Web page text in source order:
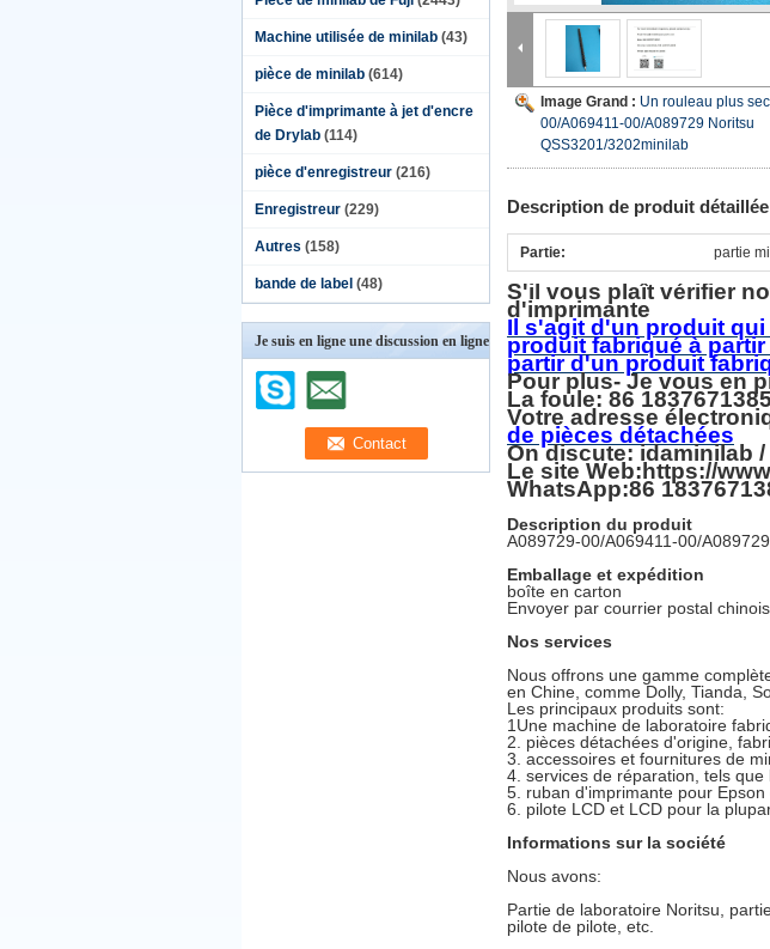
Machine utilisée de minilab (43)
pièce de minilab (614)
Pièce d'imprimante à jet d'encre
de Drylab (114)
pièce d'enregistreur (216)
Enregistreur (229)
Autres (158)
bande de label (48)
Je suis en ligne une discussion en ligne
Image Grand : Un rouleau plus
00/A069411-00/A089729 Noritsu
QSS3201/3202minilab
Description de produit détaillée
Partie: partie
S'il vous plaît vérifier
d'imprimante
Il s'agit d'un produit
produit fabriqué à
partir d'un produit
Pour plus- Je vous en
La foule: 86
Votre adresse
de pièces détachées
On discute: idaminilab /
Le site Web:https://
WhatsApp:86
Description du produit
A089729-00/A069411-00/
Emballage et expédition
boîte en carton
Envoyer par courrier postal
Nos services
Nous offrons une gamme
en Chine, comme Dolly, Tianda,
Les principaux produits sont:
1Une machine de laboratoire
2. pièces détachées d'origine,
3. accessoires et fournitures de
4. services de réparation, tels que
5. ruban d'imprimante pour Epson
6. pilote LCD et LCD pour la
Informations sur la société
Nous avons:
Partie de laboratoire Noritsu,
pilote de pilote, etc.